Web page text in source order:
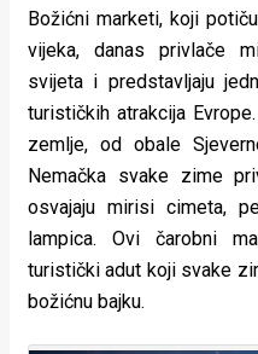
Božićni marketi, koji
vijeka, danas privlače
svijeta i predstavljaju
turističkih atrakcija
zemlje, od obale
Nemačka svake zime
osvajaju mirisi cimeta,
lampica. Ovi čarobni
turistički adut koji svake
božićnu bajku.